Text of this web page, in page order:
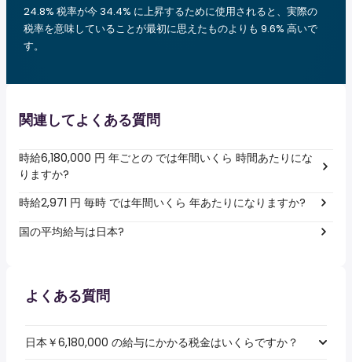
24.8% 税率が今 34.4% に上昇するために使用されると、実際の
税率を意味していることが最初に思えたものよりも 9.6% 高いで
す。
関連してよくある質問
時給6,180,000 円 年ごとの では年間いくら 時間あたりにな
りますか?
時給2,971 円 毎時 では年間いくら 年あたりになりますか?
国の平均給与は日本?
よくある質問
日本￥6,180,000 の給与にかかる税金はいくらですか？